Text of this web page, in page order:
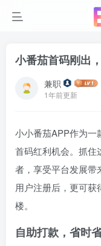
小番茄首码刚出
兼职
1年前更新
小小番茄APP作为一
首码红利机会。 抓住
者， 享受平台发展带
用户注册后， 更可获
楼。
自助打款，省时